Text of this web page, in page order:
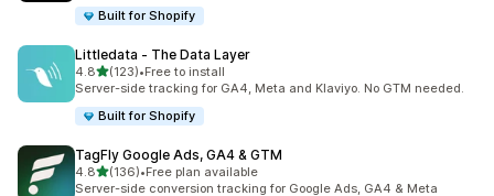
Built for Shopify
Littledata ‑ The Data Layer
4.8滿分 5 顆星
(123)
共有 123 則評價
•Free to install
Server-side tracking for GA4, Meta and Klaviyo. No GTM needed.
Built for Shopify
TagFly Google Ads, GA4 & GTM
4.8滿分 5 顆星
(136)
共有 136 則評價
•Free plan available
Server-side conversion tracking for Google Ads, GA4 & Meta